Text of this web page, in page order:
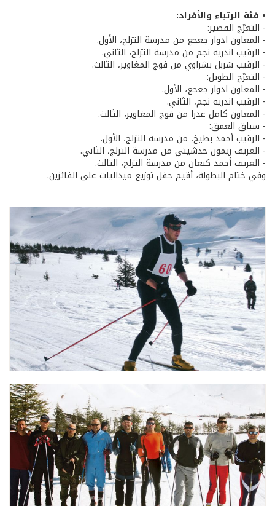
• فئة الرتباء والأفراد:
- التعرّج القصير:
- المعاون ادوار جعجع من مدرسة التزلج، الأول.
- الرقيب اندريه نجم من مدرسة التزلج، الثاني.
- الرقيب شربل بشراوي من فوج المغاوير، الثالث.
- التعرّج الطويل:
- المعاون ادوار جعجع، الأول.
- الرقيب اندريه نجم، الثاني.
- المعاون كامل عدرا من فوج المغاوير، الثالث.
- سباق العمق:
- الرقيب أحمد بطيخ، من مدرسة التزلج، الأول.
- العريف ريمون حدشيتي من مدرسة التزلج، الثاني.
- العريف أحمد كنعان من مدرسة التزلج، الثالث.
وفي ختام البطولة، أقيم حفل توزيع ميداليات على الفائزين.